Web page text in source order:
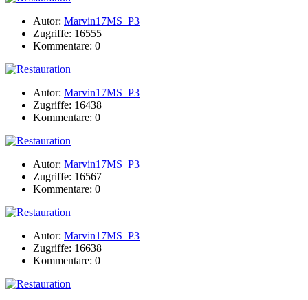
Autor: Marvin17MS_P3
Zugriffe: 16555
Kommentare: 0
Autor: Marvin17MS_P3
Zugriffe: 16438
Kommentare: 0
Autor: Marvin17MS_P3
Zugriffe: 16567
Kommentare: 0
Autor: Marvin17MS_P3
Zugriffe: 16638
Kommentare: 0